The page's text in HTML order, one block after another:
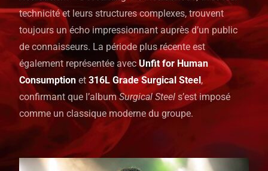
technicité et leurs structures complexes, trouvent
toujours un écho impressionnant auprès d’un public
de connaisseurs. La période plus récente est
également représentée avecUnfit for Human
Consumption et316L Grade Surgical Steel,
confirmant que l’albumSurgical Steel s’est imposé
comme un classique moderne du groupe.